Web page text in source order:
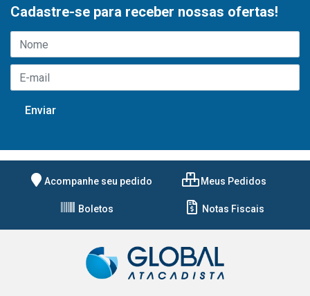
Cadastre-se para receber nossas ofertas!
Acompanhe seu pedido Meus Pedidos
Boletos Notas Fiscais